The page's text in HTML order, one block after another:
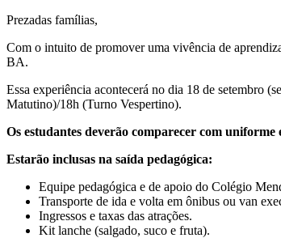
Prezadas famílias,
Com o intuito de promover uma vivência de
BA.
Essa experiência acontecerá no dia 18 de setembro
Matutino)/18h (Turno Vespertino).
Os estudantes deverão comparecer com
Estarão inclusas na saída pedagógica:
Equipe pedagógica e de apoio do Colégio
Transporte de ida e volta em ônibus ou van
Ingressos e taxas das atrações.
Kit lanche (salgado, suco e fruta).